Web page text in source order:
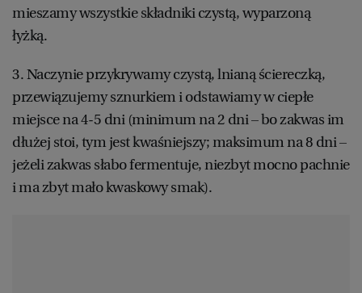
mieszamy wszystkie składniki czystą, wyparzoną
łyżką.
3. Naczynie przykrywamy czystą, lnianą ściereczką,
przewiązujemy sznurkiem i odstawiamy w ciepłe
miejsce na 4-5 dni (minimum na 2 dni – bo zakwas im
dłużej stoi, tym jest kwaśniejszy; maksimum na 8 dni –
jeżeli zakwas słabo fermentuje, niezbyt mocno pachnie
i ma zbyt mało kwaskowy smak).